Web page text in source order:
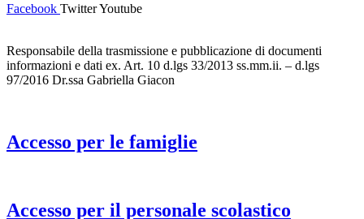
Facebook TwitterYoutube
Responsabile della trasmissione e pubblicazione di documenti
informazioni e dati ex. Art. 10 d.lgs 33/2013 ss.mm.ii. – d.lgs
97/2016 Dr.ssa Gabriella Giacon
Accesso per le famiglie
Accesso per il personale scolastico